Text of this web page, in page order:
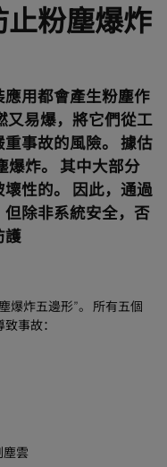
粉塵爆炸
用都會產生粉塵作
又易爆，將它們從工
事故的風險。 據估
爆炸。 其中大部分
性的。 因此，通過
除非系統安全，否
護
爆炸五邊形”。 所有五個
事故：
雲